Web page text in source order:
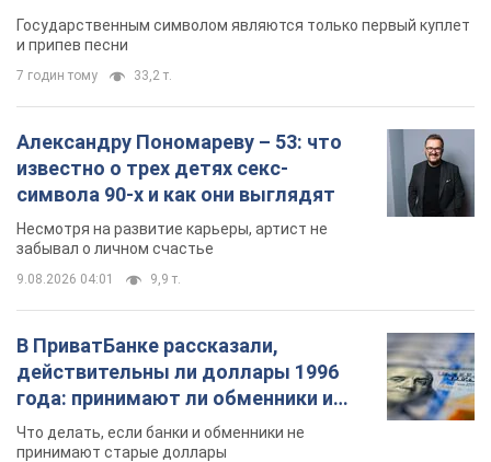
Государственным символом являются только первый куплет
и припев песни
7 годин тому 33,2 т.
Александру Пономареву – 53: что
известно о трех детях секс-
символа 90-х и как они выглядят
Несмотря на развитие карьеры, артист не
забывал о личном счастье
9.08.2026 04:01 9,9 т.
В ПриватБанке рассказали,
действительны ли доллары 1996
года: принимают ли обменники и
банки такие купюры
Что делать, если банки и обменники не
принимают старые доллары